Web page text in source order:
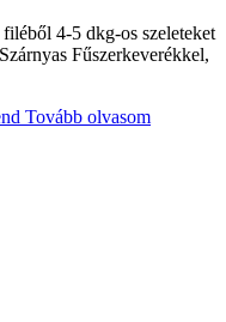
4-5 dkg-os szeleteket
Fűszerkeverékkel,
Tovább olvasom